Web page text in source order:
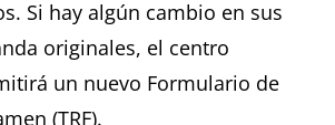
Si hay algún cambio en sus
originales, el centro
un nuevo Formulario de
(TRF).